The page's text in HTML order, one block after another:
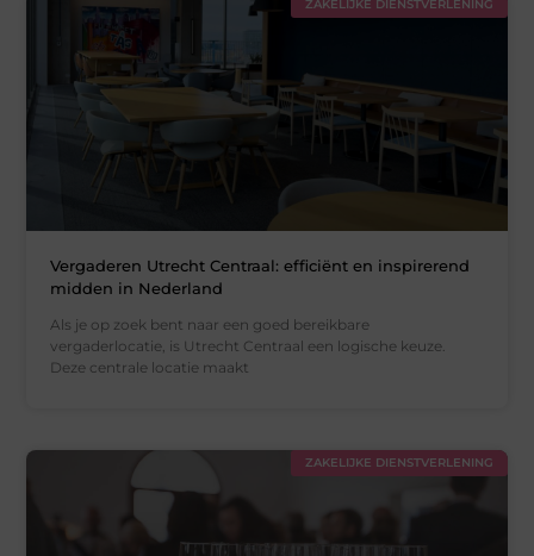
ZAKELIJKE DIENSTVERLENING
Vergaderen Utrecht Centraal: efficiënt en inspirerend
midden in Nederland
Als je op zoek bent naar een goed bereikbare
vergaderlocatie, is Utrecht Centraal een logische keuze.
Deze centrale locatie maakt
ZAKELIJKE DIENSTVERLENING